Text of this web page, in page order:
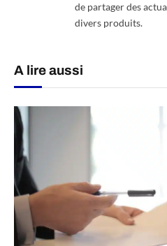
de partager des
divers produits.
A lire aussi